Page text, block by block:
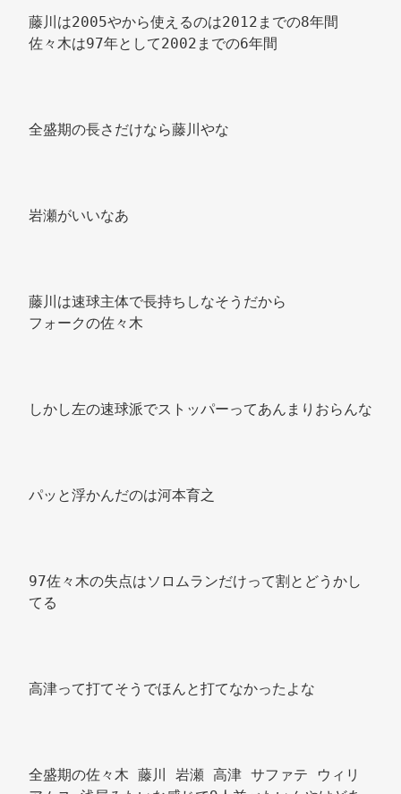
藤川は2005やから使えるのは2012までの8年間
佐々木は97年として2002までの6年間
全盛期の長さだけなら藤川やな
岩瀬がいいなあ
藤川は速球主体で長持ちしなそうだから
フォークの佐々木
パッと浮かんだのは河本育之
97佐々木の失点はソロムランだけって割とどうかし
てる
高津って打てそうでほんと打てなかったよな
全盛期の佐々木 藤川 岩瀬 高津 サファテ ウィリ